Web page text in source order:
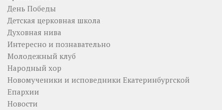
День Победы
Детская церковная школа
Духовная нива
Интересно и познавательно
Молодежный клуб
Народный хор
Новомученики и исповедники Екатеринбургской
Епархии
Новости